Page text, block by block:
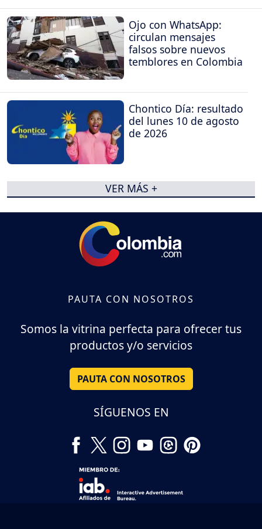
Ojo con WhatsApp:
circulan mensajes
falsos sobre nuevos
temblores en Colombia
Chontico Día: resultado
del lunes 10 de agosto
de 2026
VER MÁS +
PAUTA CON NOSOTROS
Somos la vitrina perfecta para ofrecer tus
productos y/o servicios
PAUTA CON NOSOTROS
SÍGUENOS EN